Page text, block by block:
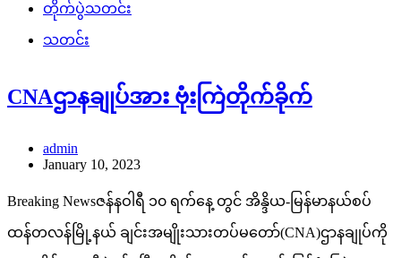
တိုက်ပွဲသတင်း
သတင်း
CNAဌာနချုပ်အား ဗုံးကြဲတိုက်ခိုက်
admin
January 10, 2023
Breaking Newsဇန်နဝါရီ ၁၀ ရက်နေ့ တွင် အိန္ဒိယ-မြန်မာနယ်စပ်
ထန်တလန်မြို့နယ် ချင်းအမျိုးသားတပ်မတော်(CNA)ဌာနချုပ်ကို